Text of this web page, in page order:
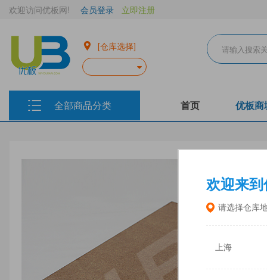
欢迎来到
请选择仓库
上海
欢迎访问优板网! 会员登录 立即注册
[仓库选择]
全部商品分类 首页 优板商